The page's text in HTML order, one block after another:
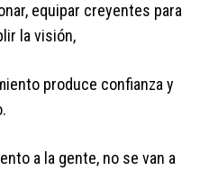
equipar creyentes para
la visión,
produce confianza y
a la gente, no se van a